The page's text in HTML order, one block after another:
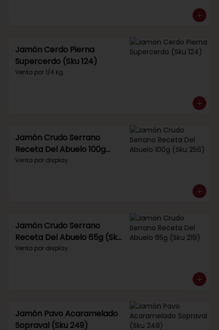
Jamón Cerdo Pierna
Supercerdo (Sku 124)
Venta por 1/4 kg.
Jamón Crudo Serrano
Receta Del Abuelo 100g
(Sku 256)
Venta por display.
Jamón Crudo Serrano
Receta Del Abuelo 65g (Sku
219)
Venta por display.
Jamón Pavo Acaramelado
Sopraval (Sku 249)